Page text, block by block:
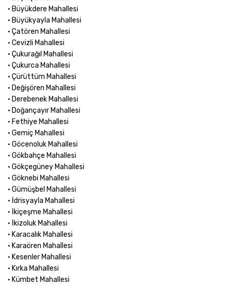
• Büyükdere Mahallesi
• Büyükyayla Mahallesi
• Çatören Mahallesi
• Cevizli Mahallesi
• Çukurağıl Mahallesi
• Çukurca Mahallesi
• Çürüttüm Mahallesi
• Değişören Mahallesi
• Derebenek Mahallesi
• Doğançayır Mahallesi
• Fethiye Mahallesi
• Gemiç Mahallesi
• Göcenoluk Mahallesi
• Gökbahçe Mahallesi
• Gökçegüney Mahallesi
• Göknebi Mahallesi
• Gümüşbel Mahallesi
• İdrisyayla Mahallesi
• İkiçeşme Mahallesi
• İkizoluk Mahallesi
• Karacalık Mahallesi
• Karaören Mahallesi
• Kesenler Mahallesi
• Kırka Mahallesi
• Kümbet Mahallesi